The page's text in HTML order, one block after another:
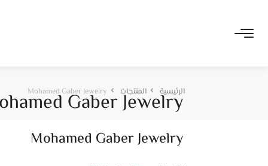
Gaber Jewelry
الرئيسية المنتجات Mohamed Gaber Jewelry
Mohamed Gaber Jewelry